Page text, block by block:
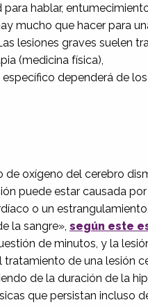
hablar,
mucho que hacer para
lesiones graves suelen
(medicina física),
dependerá de
de oxígeno del cerebro
puede estar causada
o un
la sangre», según este
de minutos, y la
tratamiento de una lesión
de la duración de la
que persistan incluso